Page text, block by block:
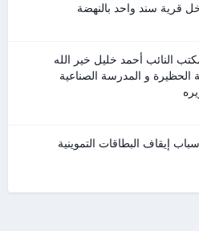
قرية سند واحد بالنهضة
النائب أحمد خليل خير الله
و المدرسة الصناعية
إيقاف البطاقات التموينية